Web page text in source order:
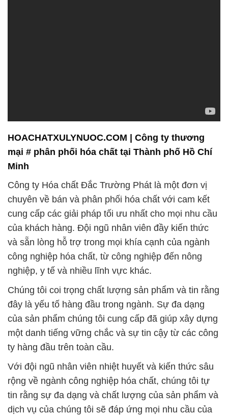
HOACHATXULYNUOC.COM | Công ty thương
mại # phân phối hóa chất tại Thành phố Hồ Chí
Minh
Công ty Hóa chất Đắc Trường Phát là một đơn vị
chuyên về bán và phân phối hóa chất với cam kết
cung cấp các giải pháp tối ưu nhất cho mọi nhu cầu
của khách hàng. Đội ngũ nhân viên đầy kiến thức
và sẵn lòng hỗ trợ trong mọi khía cạnh của ngành
công nghiệp hóa chất, từ công nghiệp đến nông
nghiệp, y tế và nhiều lĩnh vực khác.
Chúng tôi coi trọng chất lượng sản phẩm và tin rằng
đây là yếu tố hàng đầu trong ngành. Sự đa dạng
của sản phẩm chúng tôi cung cấp đã giúp xây dựng
một danh tiếng vững chắc và sự tin cậy từ các công
ty hàng đầu trên toàn cầu.
Với đội ngũ nhân viên nhiệt huyết và kiến thức sâu
rộng về ngành công nghiệp hóa chất, chúng tôi tự
tin rằng sự đa dạng và chất lượng của sản phẩm và
dịch vụ của chúng tôi sẽ đáp ứng mọi nhu cầu của